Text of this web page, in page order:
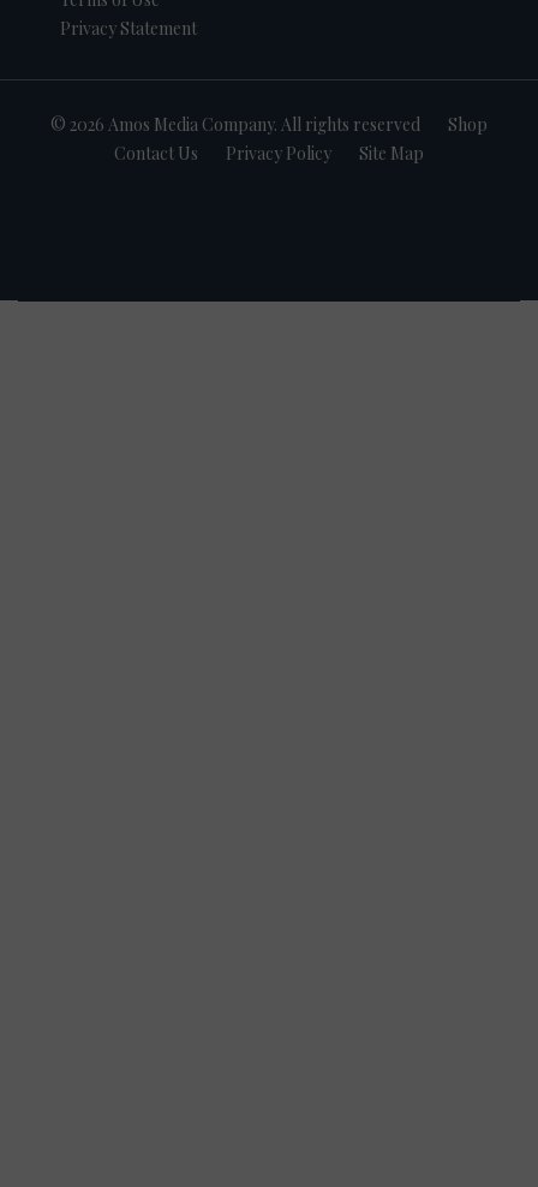
Privacy Statement
© 2026 Amos Media Company. All rights reserved
Shop
Contact Us
Privacy Policy Site Map